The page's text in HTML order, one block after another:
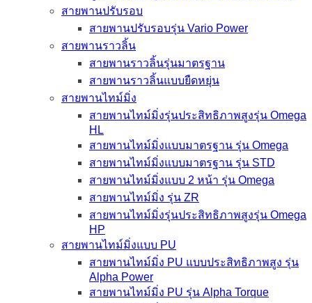
สายพานปรับรอบ
สายพานปรับรอบรุ่น Vario Power
สายพานราวลิ้น
สายพานราวลิ้นรุ่นมาตรฐาน
สายพานราวลิ้นแบบยืดหยุ่น
สายพานไทม์มิ่ง
สายพานไทม์มิ่งรุ่นประสิทธิภาพสูงรุ่น Omega
HL
สายพานไทม์มิ่งแบบมาตรฐาน รุ่น Omega
สายพานไทม์มิ่งแบบมาตรฐาน รุ่น STD
สายพานไทม์มิ่งแบบ 2 หน้า รุ่น Omega
สายพานไทม์มิ่ง รุ่น ZR
สายพานไทม์มิ่งรุ่นประสิทธิภาพสูงรุ่น Omega
HP
สายพานไทม์มิ่งแบบ PU
สายพานไทม์มิ่ง PU แบบประสิทธิภาพสูง รุ่น
Alpha Power
สายพานไทม์มิ่ง PU รุ่น Alpha Torque